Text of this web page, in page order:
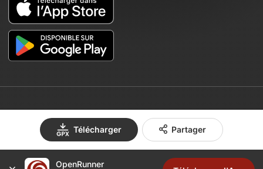
Télécharger Partager
© 2026 OpenRunner - Version 7.31.3
Créez un compte
OpenRunner